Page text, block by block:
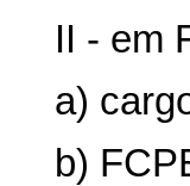
II - em
a)
b)